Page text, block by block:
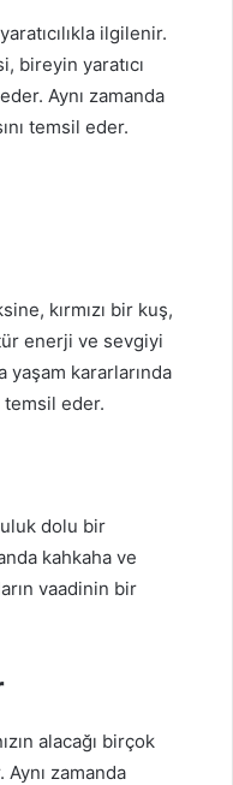
ilgilenir.
bireyin yaratıcı
Aynı zamanda
temsil eder.
kırmızı bir kuş,
enerji ve sevgiyi
yaşam kararlarında
eder.
dolu bir
kahkaha ve
vaadinin bir
alacağı birçok
Aynı zamanda